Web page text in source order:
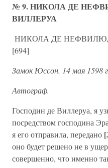
№ 9. НИКОЛА ДЕ
ВИЛЛЕРУА
НИКОЛА ДЕ НЕФВИЛЮ,
[694]
Замок Юссон. 14 мая 1598
Автограф.
Господин де Виллеруа, я
посредством господина
я его отправила, передано
оно будет решено не в
совершенно, что именно